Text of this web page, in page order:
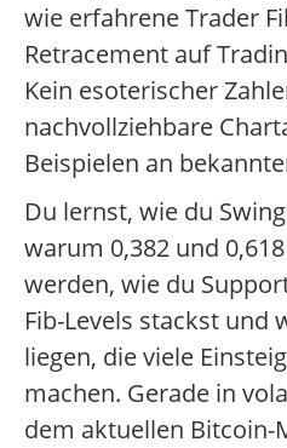
wie erfahrene Trader
Retracement auf
Kein esoterischer
nachvollziehbare
Beispielen an
Du lernst, wie du
warum 0,382 und
werden, wie du
Fib-Levels stackst und
liegen, die viele
machen. Gerade in
dem aktuellen Bitcoin-